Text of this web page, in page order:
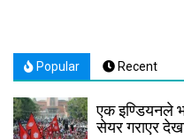
Popular Recent
एक इण्डियनले
सेयर गराएर